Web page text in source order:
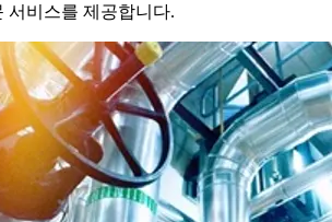
서비스를 제공합니다.